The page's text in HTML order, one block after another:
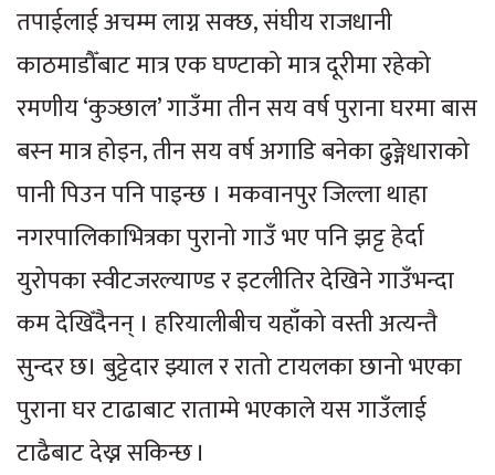
तपाईलाई अचम्म लाग्न सक्छ, संघीय राजधानी
काठमाडौँबाट मात्र एक घण्टाको मात्र दूरीमा रहेको
रमणीय ‘कुञ्छाल’ गाउँमा तीन सय वर्ष पुराना घरमा बास
बस्न मात्र होइन, तीन सय वर्ष अगाडि बनेका ढुङ्गेधाराको
पानी पिउन पनि पाइन्छ । मकवानपुर जिल्ला थाहा
नगरपालिकाभित्रका पुरानो गाउँ भए पनि झट्ट हेर्दा
युरोपका स्वीटजरल्याण्ड र इटलीतिर देखिने गाउँभन्दा
कम देखिँदैनन् । हरियालीबीच यहाँको वस्ती अत्यन्तै
सुन्दर छ। बुट्टेदार झ्याल र रातो टायलका छानो भएका
पुराना घर टाढाबाट राताम्मे भएकाले यस गाउँलाई
टाढैबाट देख्न सकिन्छ ।